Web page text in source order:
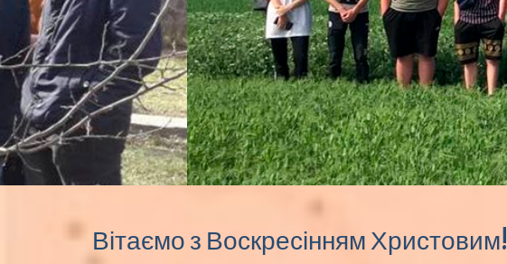
Вітаємо з Воскресінням Христовим!